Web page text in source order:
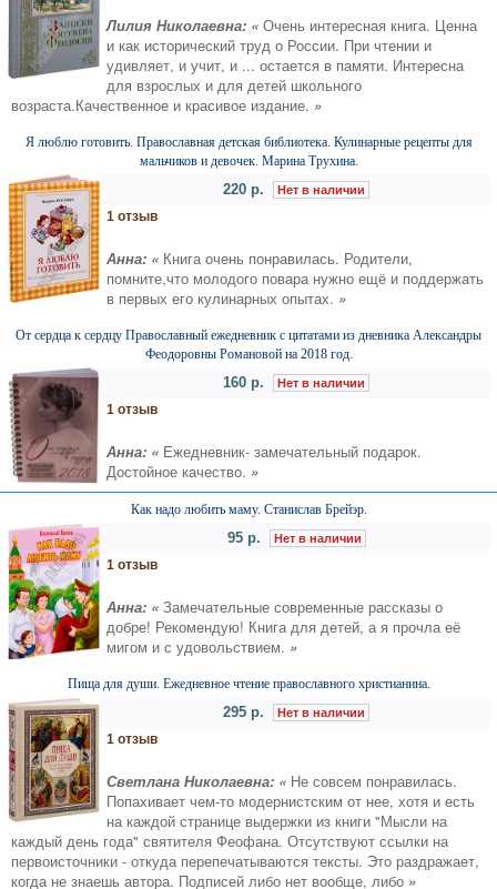
Лилия Николаевна: « Очень интересная книга. Ценна
и как исторический труд о России. При чтении и
удивляет, и учит, и ... остается в памяти. Интересна
для взрослых и для детей школьного
возраста.Качественное и красивое издание. »
Я люблю готовить. Православная детская библиотека. Кулинарные рецепты для
мальчиков и девочек. Марина Трухина.
220 р. Нет в наличии
1 отзыв
Анна: « Книга очень понравилась. Родители,
помните,что молодого повара нужно ещё и поддержать
в первых его кулинарных опытах. »
От сердца к сердцу Православный ежедневник с цитатами из дневника Александры
Феодоровны Романовой на 2018 год.
160 р. Нет в наличии
1 отзыв
Анна: « Ежедневник- замечательный подарок.
Достойное качество. »
Как надо любить маму. Станислав Брейэр.
95 р. Нет в наличии
1 отзыв
Анна: « Замечательные современные рассказы о
добре! Рекомендую! Книга для детей, а я прочла её
мигом и с удовольствием. »
Пища для души. Ежедневное чтение православного христианина.
295 р. Нет в наличии
1 отзыв
Светлана Николаевна: « Не совсем понравилась.
Попахивает чем-то модернистским от нее, хотя и есть
на каждой странице выдержки из книги "Мысли на
каждый день года" святителя Феофана. Отсутствуют ссылки на
первоисточники - откуда перепечатываются тексты. Это раздражает,
когда не знаешь автора. Подписей либо нет вообще, либо »